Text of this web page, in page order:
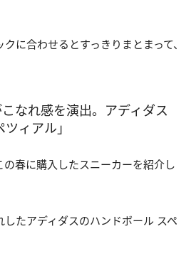
に合わせるとすっきりまとまって、
なれ感を演出。アディダス
ィアル」
春に購入したスニーカーを紹介し
たアディダスのハンドボール スペ